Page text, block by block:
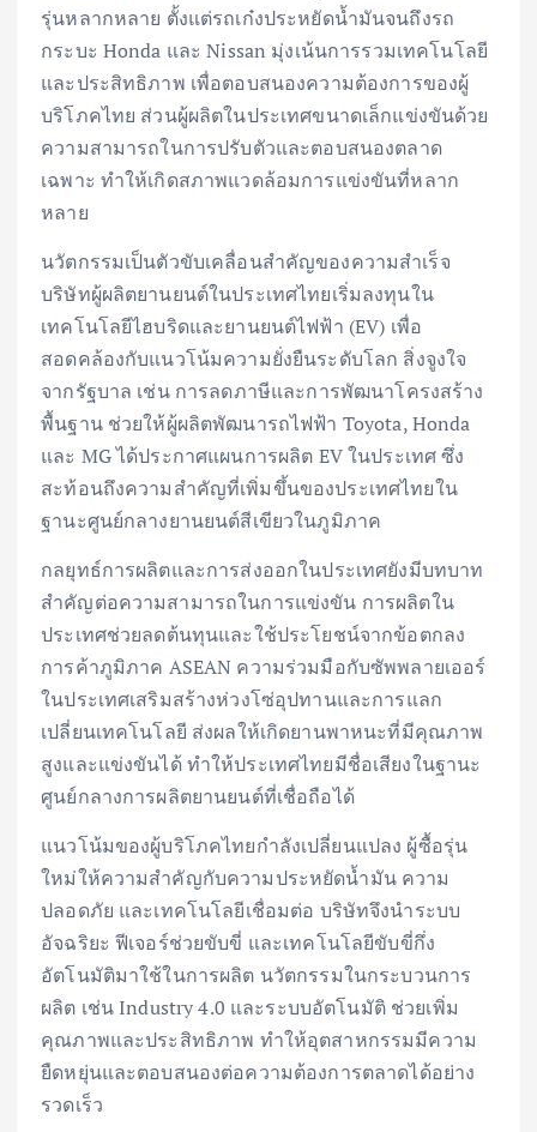
รุ่นหลากหลาย ตั้งแต่รถเก๋งประหยัดน้ำมันจนถึงรถ
กระบะ Honda และ Nissan มุ่งเน้นการรวมเทคโนโลยี
และประสิทธิภาพ เพื่อตอบสนองความต้องการของผู้
บริโภคไทย ส่วนผู้ผลิตในประเทศขนาดเล็กแข่งขันด้วย
ความสามารถในการปรับตัวและตอบสนองตลาด
เฉพาะ ทำให้เกิดสภาพแวดล้อมการแข่งขันที่หลาก
หลาย
นวัตกรรมเป็นตัวขับเคลื่อนสำคัญของความสำเร็จ
บริษัทผู้ผลิตยานยนต์ในประเทศไทยเริ่มลงทุนใน
เทคโนโลยีไฮบริดและยานยนต์ไฟฟ้า (EV) เพื่อ
สอดคล้องกับแนวโน้มความยั่งยืนระดับโลก สิ่งจูงใจ
จากรัฐบาล เช่น การลดภาษีและการพัฒนาโครงสร้าง
พื้นฐาน ช่วยให้ผู้ผลิตพัฒนารถไฟฟ้า Toyota, Honda
และ MG ได้ประกาศแผนการผลิต EV ในประเทศ ซึ่ง
สะท้อนถึงความสำคัญที่เพิ่มขึ้นของประเทศไทยใน
ฐานะศูนย์กลางยานยนต์สีเขียวในภูมิภาค
กลยุทธ์การผลิตและการส่งออกในประเทศยังมีบทบาท
สำคัญต่อความสามารถในการแข่งขัน การผลิตใน
ประเทศช่วยลดต้นทุนและใช้ประโยชน์จากข้อตกลง
การค้าภูมิภาค ASEAN ความร่วมมือกับซัพพลายเออร์
ในประเทศเสริมสร้างห่วงโซ่อุปทานและการแลก
เปลี่ยนเทคโนโลยี ส่งผลให้เกิดยานพาหนะที่มีคุณภาพ
สูงและแข่งขันได้ ทำให้ประเทศไทยมีชื่อเสียงในฐานะ
ศูนย์กลางการผลิตยานยนต์ที่เชื่อถือได้
แนวโน้มของผู้บริโภคไทยกำลังเปลี่ยนแปลง ผู้ซื้อรุ่น
ใหม่ให้ความสำคัญกับความประหยัดน้ำมัน ความ
ปลอดภัย และเทคโนโลยีเชื่อมต่อ บริษัทจึงนำระบบ
อัจฉริยะ ฟีเจอร์ช่วยขับขี่ และเทคโนโลยีขับขี่กึ่ง
อัตโนมัติมาใช้ในการผลิต นวัตกรรมในกระบวนการ
ผลิต เช่น Industry 4.0 และระบบอัตโนมัติ ช่วยเพิ่ม
คุณภาพและประสิทธิภาพ ทำให้อุตสาหกรรมมีความ
ยืดหยุ่นและตอบสนองต่อความต้องการตลาดได้อย่าง
รวดเร็ว